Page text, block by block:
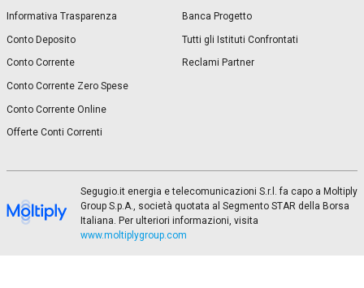
Informativa Trasparenza
Conto Deposito
Conto Corrente
Conto Corrente Zero Spese
Conto Corrente Online
Offerte Conti Correnti
Banca Progetto
Tutti gli Istituti Confrontati
Reclami Partner
Segugio.it energia e telecomunicazioni S.r.l. fa capo a Moltiply
Group S.p.A., società quotata al Segmento STAR della Borsa
Italiana. Per ulteriori informazioni, visita
www.moltiplygroup.com